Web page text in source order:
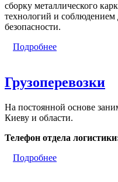
сборку металлического
технологий и соблюдением
безопасности.
Подробнее
Грузоперевозки
На постоянной основе
Киеву и области.
Телефон отдела
Подробнее